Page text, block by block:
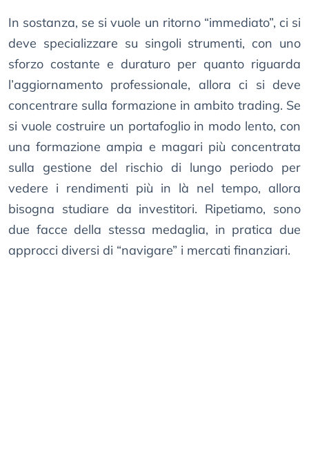
In sostanza, se si vuole un ritorno “immediato”, ci si
deve specializzare su singoli strumenti, con uno
sforzo costante e duraturo per quanto riguarda
l’aggiornamento professionale, allora ci si deve
concentrare sulla formazione in ambito trading. Se
si vuole costruire un portafoglio in modo lento, con
una formazione ampia e magari più concentrata
sulla gestione del rischio di lungo periodo per
vedere i rendimenti più in là nel tempo, allora
bisogna studiare da investitori. Ripetiamo, sono
due facce della stessa medaglia, in pratica due
approcci diversi di “navigare” i mercati finanziari.